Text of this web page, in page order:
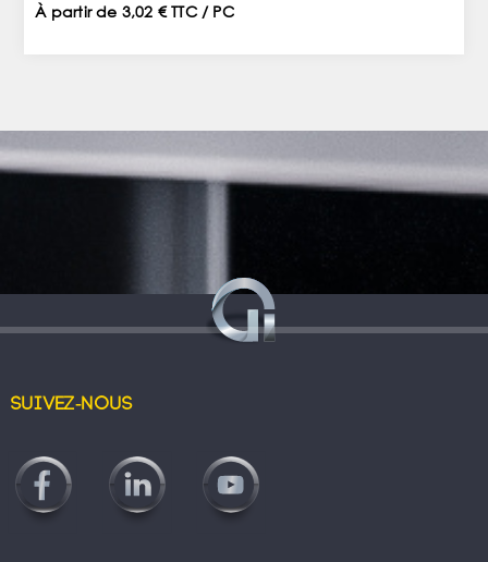
À partir de 3,02 € TTC / PC
Suivez-nous